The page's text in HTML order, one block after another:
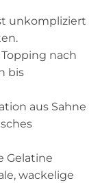
unkompliziert
Topping nach
bis
aus Sahne
Gelatine
wackelige